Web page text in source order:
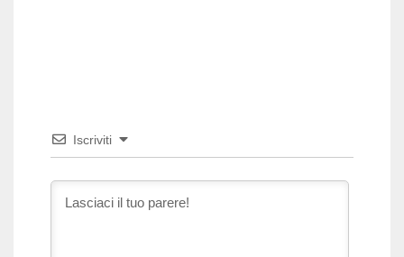
Iscriviti